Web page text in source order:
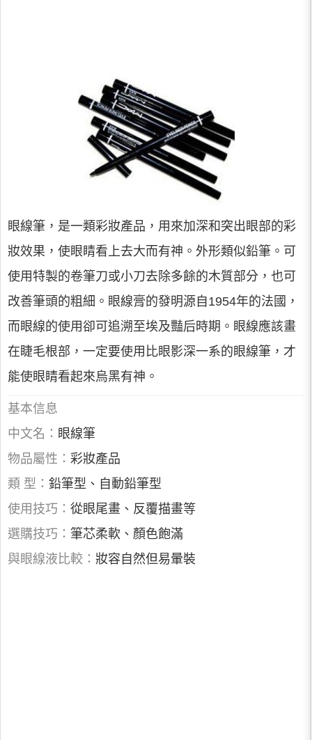
眼線筆，是一類彩妝產品，用來加深和突出眼部的彩
妝效果，使眼睛看上去大而有神。外形類似鉛筆。可
使用特製的卷筆刀或小刀去除多餘的木質部分，也可
改善筆頭的粗細。眼線膏的發明源自1954年的法國，
而眼線的使用卻可追溯至埃及豔后時期。眼線應該畫
在睫毛根部，一定要使用比眼影深一系的眼線筆，才
能使眼睛看起來烏黑有神。
基本信息
中文名： 眼線筆
物品屬性： 彩妝產品
類 型： 鉛筆型、自動鉛筆型
使用技巧： 從眼尾畫、反覆描畫等
選購技巧： 筆芯柔軟、顏色飽滿
與眼線液比較： 妝容自然但易暈裝